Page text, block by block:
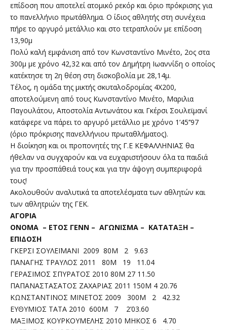
επίδοση που αποτελεί ατομικό ρεκόρ και όριο πρόκρισης για
το πανελλήνιο πρωτάθλημα. Ο ίδιος αθλητής στη συνέχεια
πήρε το αργυρό μετάλλιο και στο τετραπλούν με επίδοση
13,90μ
Πολύ καλή εμφάνιση από τον Κωνσταντίνο Μινέτο, 2ος στα
300μ με χρόνο 42,32 και από τον Δημήτρη Ιωαννίδη ο οποίος
κατέκτησε τη 2η θέση στη δισκοβολία με 28,14μ.
Τέλος, η ομάδα της μικτής σκυταλοδρομίας 4Χ200,
αποτελούμενη από τους Κωνσταντίνο Μινέτο, Μαριλια
Παγουλάτου, Αποστολία Αντωνάτου και Γκέρσι Σουλεϊμανί
κατάφερε να πάρει το αργυρό μετάλλιο με χρόνο 1’45’’97
(όριο πρόκρισης πανελλήνιου πρωταθλήματος).
Η διοίκηση και οι προπονητές της Γ.Ε ΚΕΦΑΛΛΗΝΙΑΣ θα
ήθελαν να συγχαρούν και να ευχαριστήσουν όλα τα παιδιά
για την προσπάθειά τους και για την άψογη συμπεριφορά
τους!
Ακολουθούν αναλυτικά τα αποτελέσματα των αθλητών και
των αθλητριών της ΓΕΚ.
ΑΓΟΡΙΑ
ΟΝΟΜΑ – ΕΤΟΣ ΓΕΝΝ – ΑΓΩΝΙΣΜΑ – ΚΑΤΑΤΑΞΗ –
ΕΠΙΔΟΣΗ
ΓΚΕΡΣΙ ΣΟΥΛΕΪΜΑΝΙ 2009 80Μ 2 9.63
ΠΑΝΑΓΗΣ ΤΡΑΥΛΟΣ 2011 80Μ 19 11.04
ΓΕΡΑΣΙΜΟΣ ΣΠΥΡΑΤΟΣ 2010 80Μ 27 11.50
ΠΑΠΑΝΑΣΤΑΣΑΤΟΣ ΖΑΧΑΡΙΑΣ 2011 150Μ 4 20.76
ΚΩΝΣΤΑΝΤΙΝΟΣ ΜΙΝΕΤΟΣ 2009 300Μ 2 42.32
ΕΥΘΥΜΙΟΣ ΤΑΤΑ 2010 600Μ 7 2’03.60
ΜΑΞΙΜΟΣ ΚΟΥΡΚΟΥΜΕΛΗΣ 2010 ΜΗΚΟΣ 6 4.70